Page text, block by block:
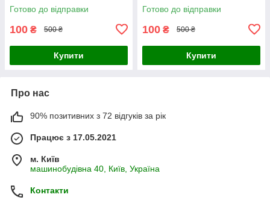
Готово до відправки
100 ₴ 500 ₴
Купити
Готово до відправки
100 ₴ 500 ₴
Купити
Про нас
90% позитивних з 72 відгуків за рік
Працює з 17.05.2021
м. Київ
машинобудівна 40, Київ, Україна
Контакти